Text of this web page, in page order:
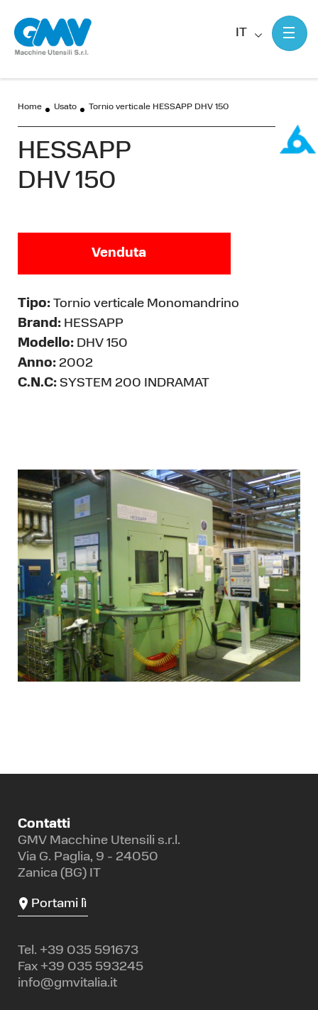
IT
Home Usato Tornio verticale HESSAPP DHV 150
HESSAPP
DHV 150
Venduta
Tipo: Tornio verticale Monomandrino
Brand: HESSAPP
Modello: DHV 150
Anno: 2002
C.N.C: SYSTEM 200 INDRAMAT
Contatti
GMV Macchine Utensili s.r.l.
Via G. Paglia, 9 - 24050
Zanica (BG) IT
Portami lì
Tel. +39 035 591673
Fax +39 035 593245
info@gmvitalia.it